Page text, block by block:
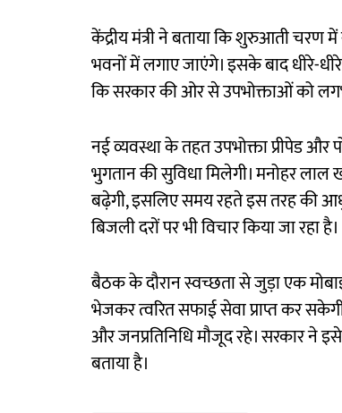
केंद्रीय मंत्री ने बताया कि शुरुआती चरण में
भवनों में लगाए जाएंगे। इसके बाद धीरे-
कि सरकार की ओर से उपभोक्ताओं को
नई व्यवस्था के तहत उपभोक्ता प्रीपेड
भुगतान की सुविधा मिलेगी। मनोहर लाल
बढ़ेगी, इसलिए समय रहते इस तरह की
बिजली दरों पर भी विचार किया जा रहा है।
बैठक के दौरान स्वच्छता से जुड़ा एक
भेजकर त्वरित सफाई सेवा प्राप्त कर
और जनप्रतिनिधि मौजूद रहे। सरकार ने
बताया है।